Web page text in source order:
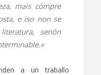
mais cómpre
e iso non se
senón
a un traballo